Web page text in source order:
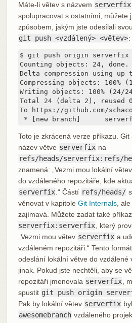
Máte-li větev s názvem serverfix
spolupracovat s ostatními, můžete
způsobem, jakým jste odesílali
git push <vzdálený> <větev>:
$ git push origin serverfix
Counting objects: 24, done.
Delta compression using up
Compressing objects: 100%
Writing objects: 100% (24/
Total 24 (delta 2), reused
To https://github.com/
* [new branch]
Toto je zkrácená verze příkazu.
název větve serverfix na
refs/heads/serverfix:refs/
znamená: „Vezmi mou lokální větev
do vzdáleného repozitáře, kde
serverfix.“ Částí refs/heads/
věnovat v kapitole Git Internals, ale
zajímavá. Můžete zadat také příkaz
serverfix:serverfix, který
„Vezmi mou větev serverfix a
vzdáleném repozitáři.“ Tento
odeslání lokální větve do vzdálené
jinak. Pokud jste nechtěli, aby se
repozitáři jmenovala serverfix,
spustit git push origin
Pak by lokální větev serverfix
awesomebranch vzdáleného